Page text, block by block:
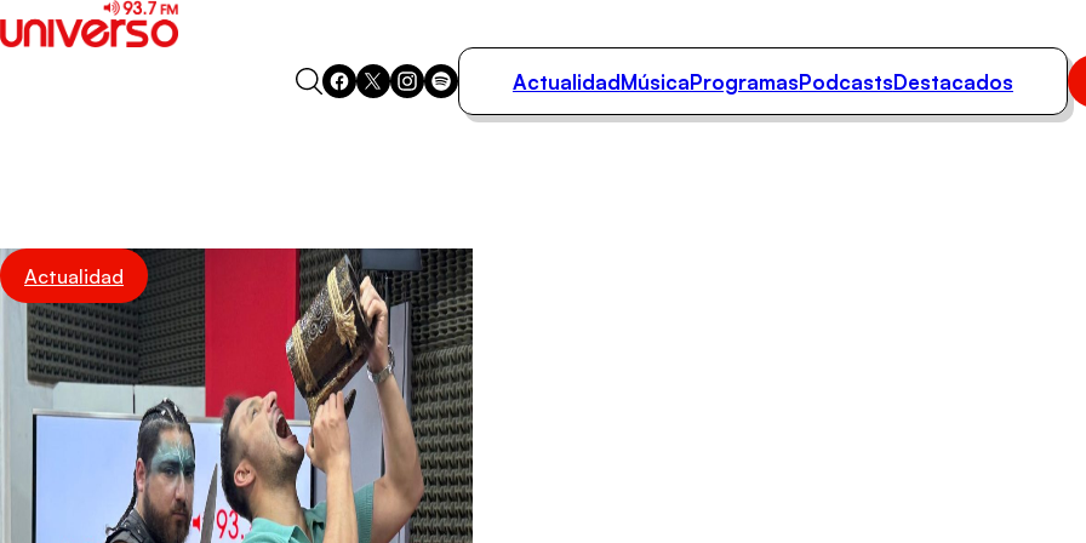
Podcasts
Destacados
ActualidadMúsicaProgramasPodcastsDestacados
Actualidad